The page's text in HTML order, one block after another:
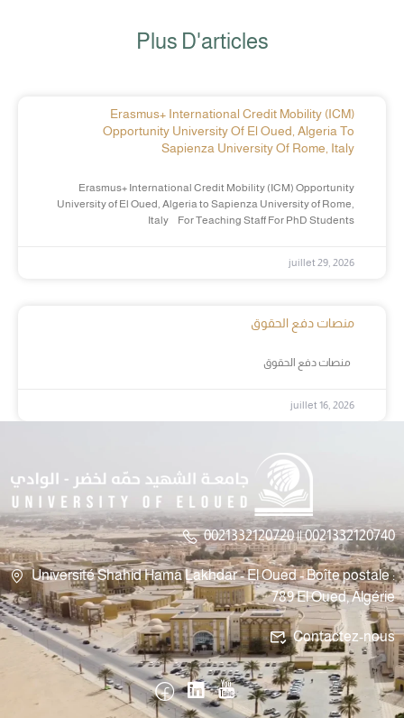
Plus D'articles
Erasmus+ International Credit Mobility (ICM)
Opportunity University Of El Oued, Algeria To
Sapienza University Of Rome, Italy
Erasmus+ International Credit Mobility (ICM) Opportunity
University of El Oued, Algeria to Sapienza University of Rome,
Italy For Teaching Staff For PhD Students
juillet 29, 2026
منصات دفع الحقوق
juillet 16, 2026
0021332120720 || 0021332120740
Université Shahid Hama Lakhdar - El Oued - Boîte postale :
789 El Oued, Algérie
Contactez-nous